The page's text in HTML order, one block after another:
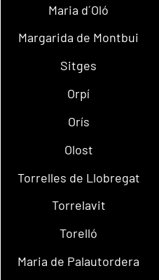
Maria d´Oló
Margarida de Montbui
Sitges
Orpí
Orís
Olost
Torrelles de Llobregat
Torrelavit
Torelló
Maria de Palautordera